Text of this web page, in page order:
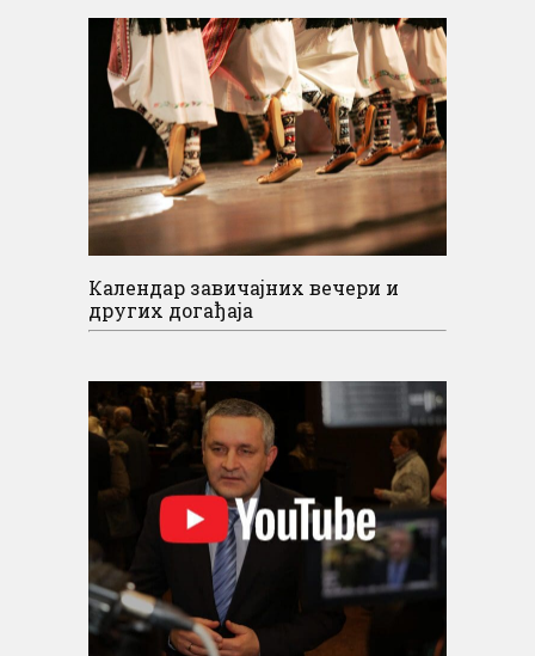
Календар завичајних вечери и
других догађаја